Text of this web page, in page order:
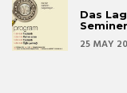
Das
25 MAY